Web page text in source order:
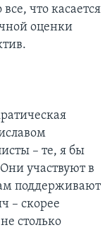
что касается
оценки
– те, я бы
участвуют в
поддерживают
– скорее
столько